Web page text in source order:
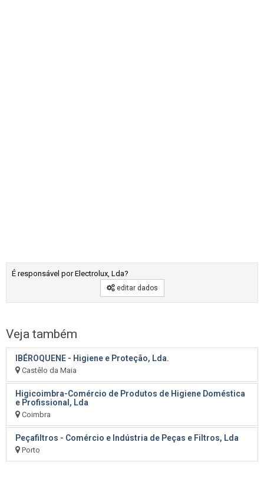
É responsável por Electrolux, Lda?
editar dados
Veja também
IBÉROQUENE - Higiene e Proteção, Lda.
Castêlo da Maia
Higicoimbra-Comércio de Produtos de Higiene Doméstica
e Profissional, Lda
Coimbra
Peçafiltros - Comércio e Indústria de Peças e Filtros, Lda
Porto